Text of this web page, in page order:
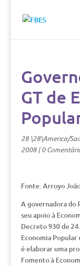
GT de
28 \28\America/
2008|0
Fonte: Arroyo
A governadora do
seu apoio à
Decreto 930 de
Economia
é elaborar uma
Fomento à